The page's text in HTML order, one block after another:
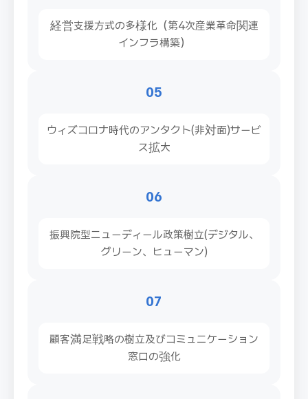
経営支援方式の多様化（第4次産業革命関連
インフラ構築）
05
ウィズコロナ時代のアンタクト(非対面)サービ
ス拡大
06
振興院型ニューディール政策樹立(デジタル、
グリーン、ヒューマン)
07
顧客満足戦略の樹立及びコミュニケーション
窓口の強化